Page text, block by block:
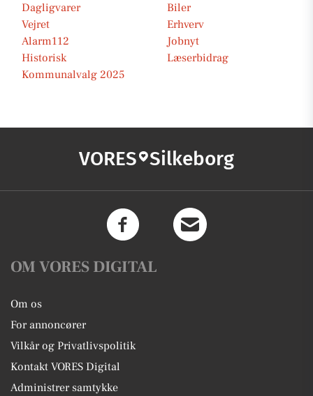
Dagligvarer
Biler
Vejret
Erhverv
Alarm112
Jobnyt
Historisk
Læserbidrag
Kommunalvalg 2025
VORES Silkeborg
OM VORES DIGITAL
Om os
For annoncører
Vilkår og Privatlivspolitik
Kontakt VORES Digital
Administrer samtykke